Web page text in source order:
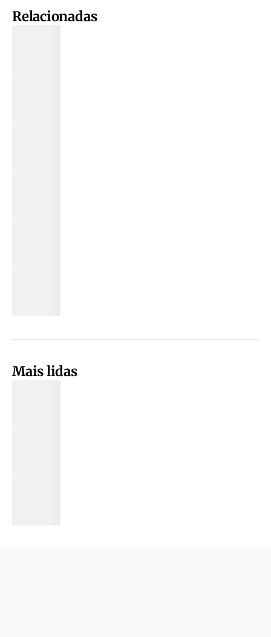
Relacionadas
Mais lidas